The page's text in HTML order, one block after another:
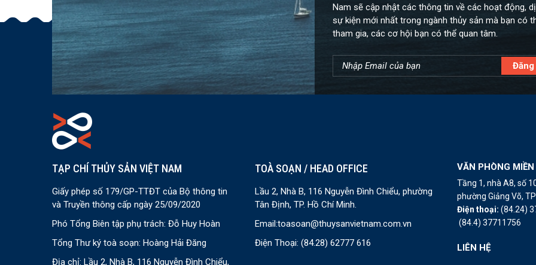
Nam sẽ cập nhật các thông tin về các hoạt động,
sự kiện mới nhất trong ngành thủy sản mà bạn có
tham gia, các cơ hội bạn có thể quan tâm.
TẠP CHÍ THỦY SẢN VIỆT NAM
Giấy phép số 179/GP-TTĐT của Bộ thông tin
và Truyền thông cấp ngày 25/09/2020
Phó Tổng Biên tập phụ trách: Đỗ Huy Hoàn
Tổng Thư ký toà soạn: Hoàng Hải Đăng
Địa chỉ: Lầu 2, Nhà B, 116 Nguyễn Đình Chiểu,
TOÀ SOẠN / HEAD OFFICE
Lầu 2, Nhà B, 116 Nguyễn Đình Chiểu, phường
Tân Định, TP. Hồ Chí Minh.
Email:toasoan@thuysanvietnam.com.vn
Điện Thoại: (84.28) 62777 616
VĂN PHÒNG
Tầng 1, nhà A8, số
phường Giảng Võ,
Điện thoại:(84.24)
(84.4) 37711756
LIÊN HỆ